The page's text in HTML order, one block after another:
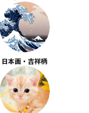
日本画・吉祥柄